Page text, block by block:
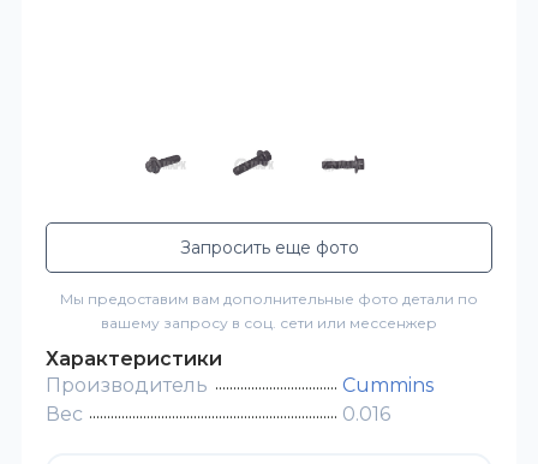
Запросить еще фото
Мы предоставим вам дополнительные фото детали по
вашему запросу в соц. сети или мессенжер
Характеристики
Производитель
Cummins
Вес
0.016